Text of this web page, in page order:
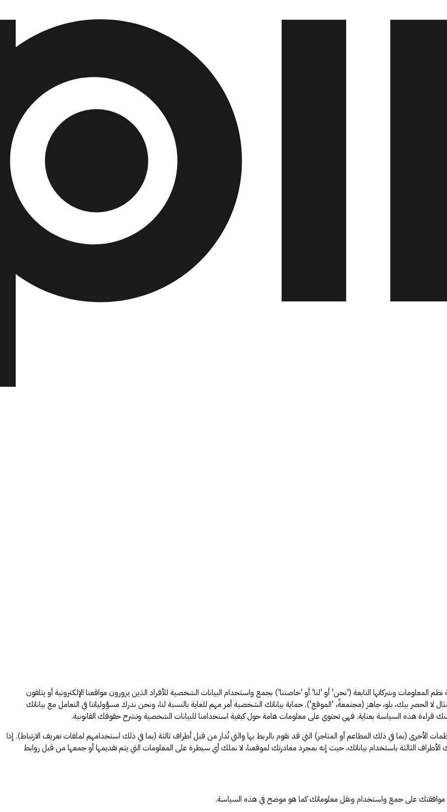
وشركاتها التابعة ('نحن' أو 'لنا' أو 'خاصتنا') بجمع واستخدام البيانات الشخصية للأفراد الذين يزورون مواقعنا الإلكترونية أو يتلقون
الحصر بيك، بلو، جاهز (مجتمعةً، 'الموقع'). حماية بياناتك الشخصية أمر مهم للغاية بالنسبة لنا، ونحن ندرك مسؤولياتنا في التعامل مع بياناتك
منك قراءة هذه السياسة بعناية. فهي تحتوي على معلومات هامة حول كيفية استخدامنا للبيانات الشخصية وتشرح حقوقك القانونية.
الأخرى (بما في ذلك المطاعم أو المتاجر) التي قد نقوم بالربط بها والتي تُدار من قبل أطراف ثالثة (بما في ذلك استخدامهم لملفات تعريف الارتباط). إذا
الثالثة باستخدام بياناتك، حيث إنه بمجرد مغادرتك لموقعنا، لا نملك أي سيطرة على المعلومات التي يتم تقديمها أو جمعها من قبل روابط
موافقتك على جمع واستخدام ونقل معلوماتك كما هو موضح في هذه السياسة.